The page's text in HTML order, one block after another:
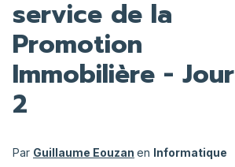
service de la
Promotion
Immobilière - Jour
2
Par Guillaume Eouzan en Informatique